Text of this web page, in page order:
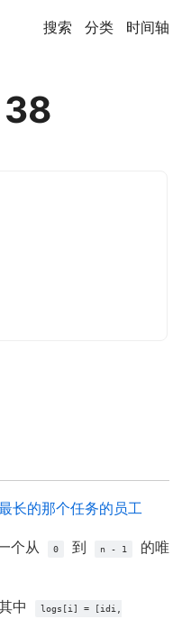
搜索 分类 时间轴
长的那个任务的员工
个从 0 到 n - 1
的唯
中 logs[i] = [idi,